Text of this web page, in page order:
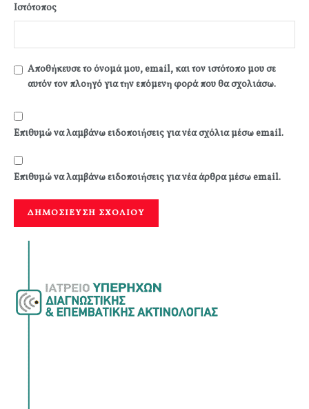
Ιστότοπος
Αποθήκευσε το όνομά μου, email, και τον ιστότοπο μου σε
αυτόν τον πλοηγό για την επόμενη φορά που θα σχολιάσω.
Επιθυμώ να λαμβάνω ειδοποιήσεις για νέα σχόλια μέσω email.
Επιθυμώ να λαμβάνω ειδοποιήσεις για νέα άρθρα μέσω email.